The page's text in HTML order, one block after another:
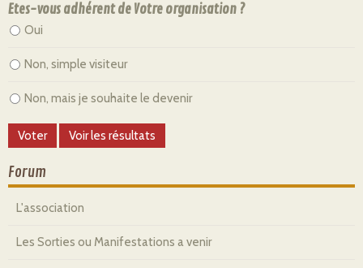
Etes-vous adhérent de Votre organisation ?
Oui
Non, simple visiteur
Non, mais je souhaite le devenir
Forum
L'association
Les Sorties ou Manifestations a venir